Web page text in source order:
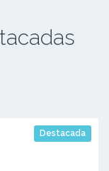
Destacada